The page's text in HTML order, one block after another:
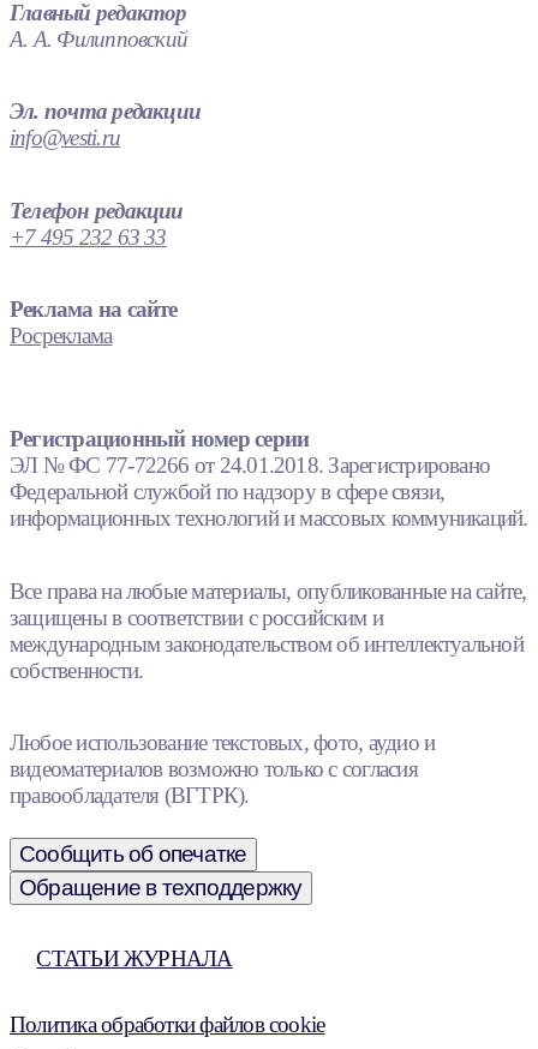
Главный редактор
А. А. Филипповский
Эл. почта редакции
info@vesti.ru
Телефон редакции
+7 495 232 63 33
Реклама на сайте
Росреклама
Регистрационный номер серии
ЭЛ № ФС 77-72266 от 24.01.2018. Зарегистрировано
Федеральной службой по надзору в сфере связи,
информационных технологий и массовых коммуникаций.
Все права на любые материалы, опубликованные на сайте,
защищены в соответствии с российским и
международным законодательством об интеллектуальной
собственности.
Любое использование текстовых, фото, аудио и
видеоматериалов возможно только с согласия
правообладателя (ВГТРК).
Сообщить об опечатке
Обращение в техподдержку
СТАТЬИ ЖУРНАЛА
Политика обработки файлов cookie